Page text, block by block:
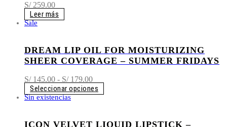
S/259.00
Leer más
Sale
DREAM LIP OIL FOR MOISTURIZING
SHEER COVERAGE – SUMMER FRIDAYS
S/145.00 - S/179.00Rango
de
precios:
hasta
Seleccionar opciones
Sin existencias
ICON VELVET LIQUID LIPSTICK –